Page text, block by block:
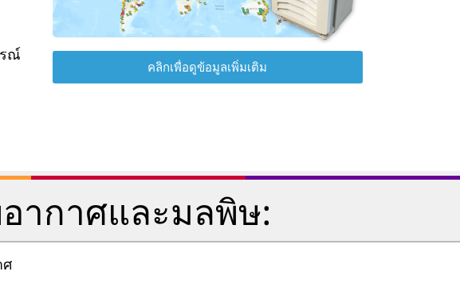
รณ์
คลิกเพื่อดูข้อมูลเพิ่มเติม
ากาศและมลพิษ: